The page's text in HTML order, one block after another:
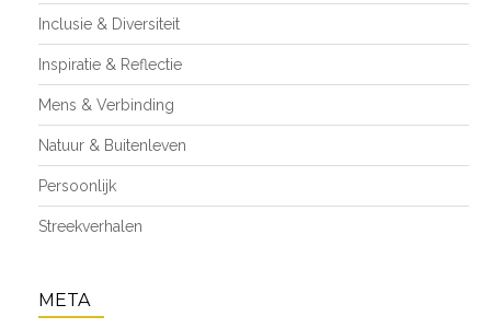
Inclusie & Diversiteit
Inspiratie & Reflectie
Mens & Verbinding
Natuur & Buitenleven
Persoonlijk
Streekverhalen
META